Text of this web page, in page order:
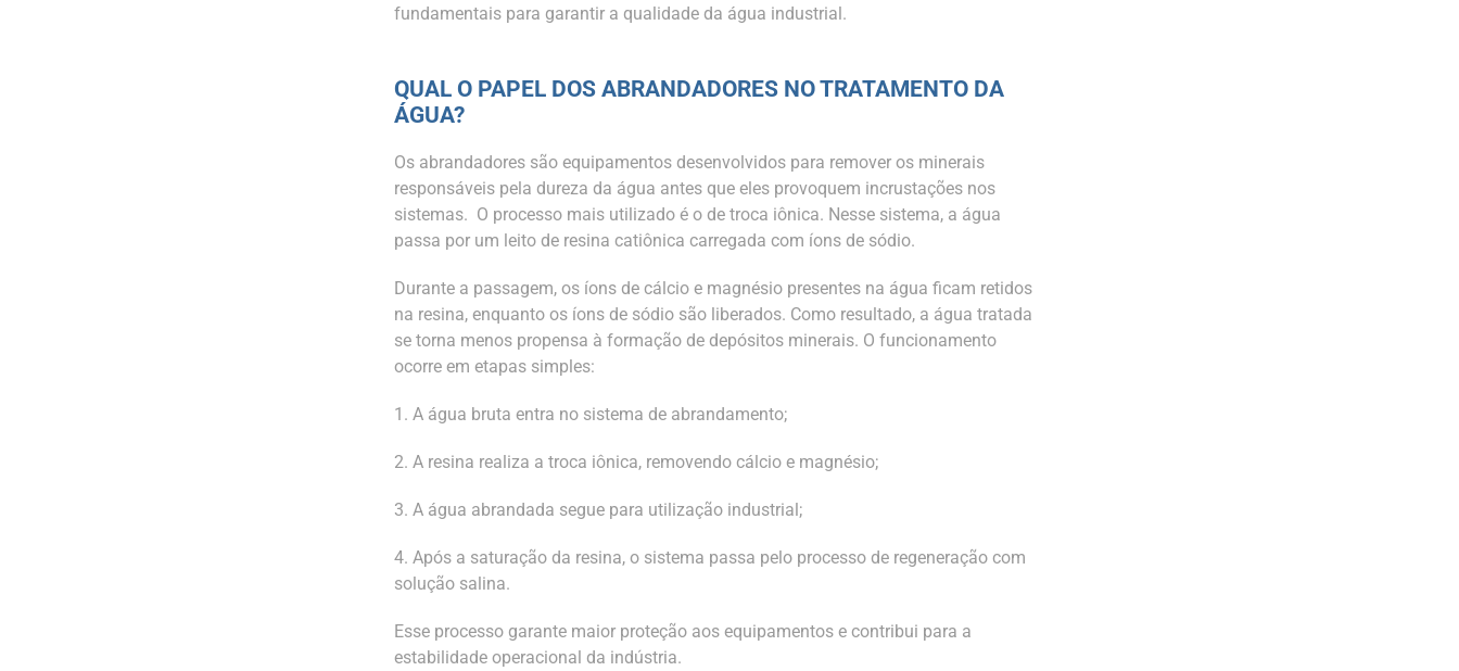
fundamentais para garantir a qualidade da água industrial.
QUAL O PAPEL DOS ABRANDADORES NO TRATAMENTO DA
ÁGUA?
Os abrandadores são equipamentos desenvolvidos para remover os minerais
responsáveis pela dureza da água antes que eles provoquem incrustações nos
sistemas. O processo mais utilizado é o de troca iônica. Nesse sistema, a água
passa por um leito de resina catiônica carregada com íons de sódio.
Durante a passagem, os íons de cálcio e magnésio presentes na água ficam retidos
na resina, enquanto os íons de sódio são liberados. Como resultado, a água tratada
se torna menos propensa à formação de depósitos minerais. O funcionamento
ocorre em etapas simples:
1. A água bruta entra no sistema de abrandamento;
2. A resina realiza a troca iônica, removendo cálcio e magnésio;
3. A água abrandada segue para utilização industrial;
4. Após a saturação da resina, o sistema passa pelo processo de regeneração com
solução salina.
Esse processo garante maior proteção aos equipamentos e contribui para a
estabilidade operacional da indústria.